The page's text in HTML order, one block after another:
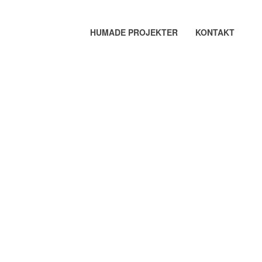
HUMADE PROJEKTER KONTAKT